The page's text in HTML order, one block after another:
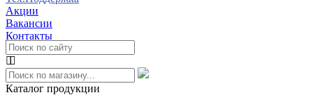
Акции
Вакансии
Контакты
Каталог продукции